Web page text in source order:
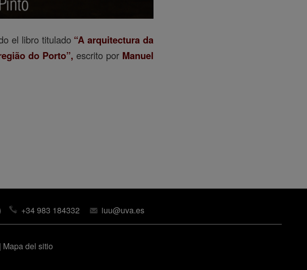
el libro titulado“A arquitectura da
do Porto”, escrito porManuel
+34 983 184332 iuu@uva.es
Mapa del sitio